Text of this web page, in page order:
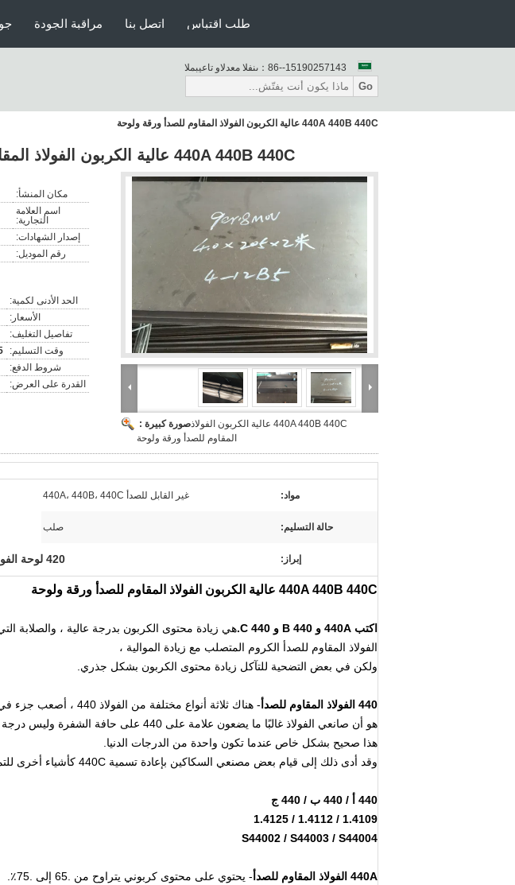
مراقبة الجودة اتصل بنا طلب اقتباس
المبيعات والدعم الفنى： 86--15190257143
Go
440A 440B 440C عالية الكربون الفولاذ المقاوم للصدأ ورقة ولوحة
440A 440B 440C عالية الكربون الفولاذ المقاوم للصدأ ورقة ولوحة
صورة كبيرة :440A 440B 440C عالية الكربون الفولاذ
المقاوم للصدأ ورقة ولوحة
مكان المنشأ:
اسم العلامة
التجارية:
إصدار الشهادات:
رقم الموديل:
الحد الأدنى لكمية:
الأسعار:
تفاصيل التغليف:
وقت التسليم:
15
شروط الدفع:
القدرة على العرض:
مواد: غير القابل للصدأ 440A، 440B، 440C
حالة التسليم: صلب
إبراز: 420 لوحة الفولاذ المقاوم للصدأ
440A 440B 440C عالية الكربون الفولاذ المقاوم للصدأ ورقة ولوحة
اكتب 440A و 440 B و 440 C.
هي زيادة محتوى الكربون بدرجة عالية ، والصلابة
الفولاذ المقاوم للصدأ الكروم المتصلب مع زيادة الموالية ،
ولكن في بعض التضحية للتآكل زيادة محتوى الكربون بشكل جذري.
440 الفولاذ المقاوم للصدأ
- هناك ثلاثة أنواع مختلفة من الفولاذ 440 ، أصعب جزء في التمييز بينها
هو أن صانعي الفولاذ غالبًا ما يضعون علامة على 440 على حافة الشفرة وليس درجة الحرف.
هذا صحيح بشكل خاص عندما تكون واحدة من الدرجات الدنيا.
وقد أدى ذلك إلى قيام بعض مصنعي السكاكين بإعادة تسمية 440C كأشياء أخرى للتمييز بين جودة المنتج.
440 أ / 440 ب / 440 ج
1.4109 / 1.4112 / 1.4125
S44002 / S44003 / S44004
440A الفولاذ المقاوم للصدأ
- يحتوي على محتوى كربوني يتراوح من .65 إلى .75٪.